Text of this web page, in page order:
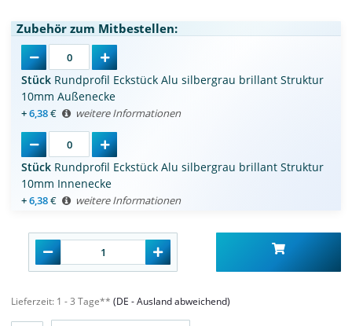
Zubehör zum Mitbestellen:
Stück Rundprofil Eckstück Alu silbergrau brillant Struktur
10mm Außenecke
+6,38€ weitere Informationen
Stück Rundprofil Eckstück Alu silbergrau brillant Struktur
10mm Innenecke
+6,38€ weitere Informationen
Lieferzeit: 1 - 3 Tage** (DE - Ausland abweichend)